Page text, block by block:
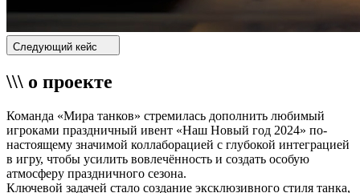
Следующий кейс
\\\ о проекте
Команда «Мира танков» стремилась дополнить любимый
игроками праздничный ивент «Наш Новый год 2024» по-
настоящему значимой коллаборацией с глубокой интеграцией
в игру, чтобы усилить вовлечённость и создать особую
атмосферу праздничного сезона.
Ключевой задачей стало создание эксклюзивного стиля танка,